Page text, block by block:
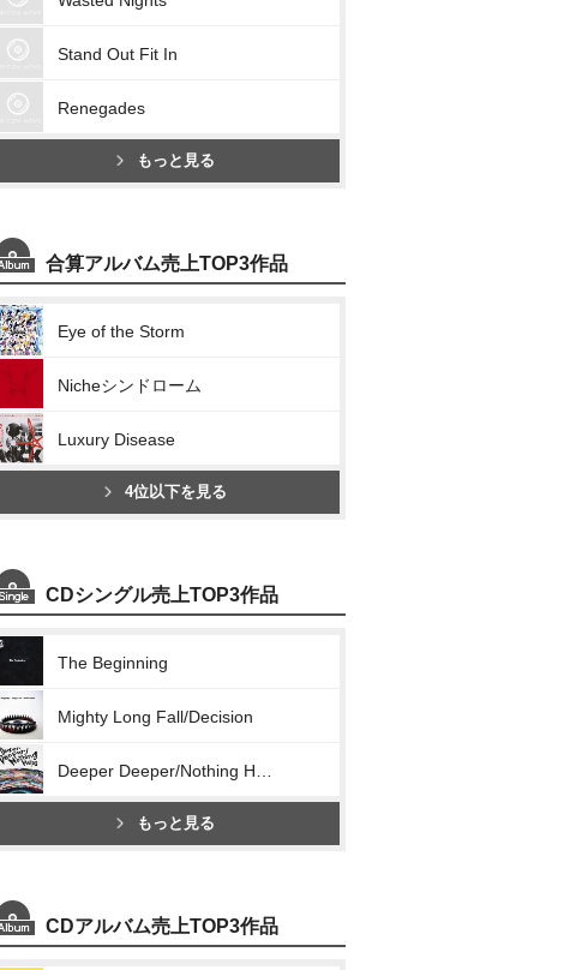
Stand Out Fit In
Renegades
もっと見る
合算アルバム売上TOP3作品
Eye of the Storm
Nicheシンドローム
Luxury Disease
4位以下を見る
CDシングル売上TOP3作品
The Beginning
Mighty Long Fall/Decision
もっと見る
CDアルバム売上TOP3作品